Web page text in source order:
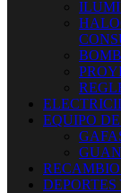
EQUIPO
DEPORTES